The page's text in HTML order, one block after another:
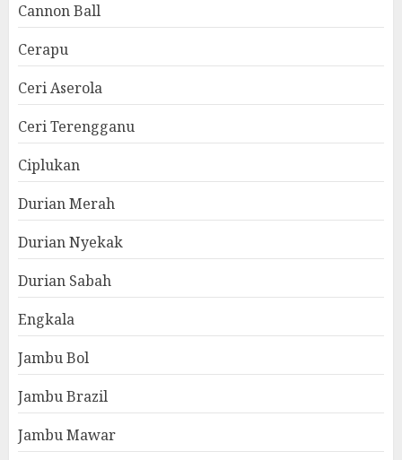
Cannon Ball
Cerapu
Ceri Aserola
Ceri Terengganu
Ciplukan
Durian Merah
Durian Nyekak
Durian Sabah
Engkala
Jambu Bol
Jambu Brazil
Jambu Mawar